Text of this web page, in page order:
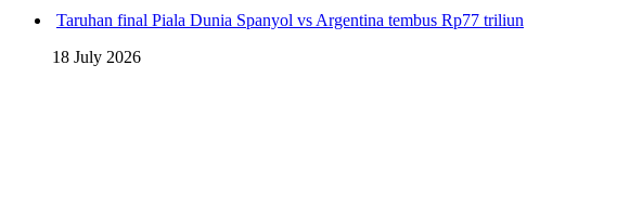
Taruhan final Piala Dunia Spanyol vs Argentina tembus Rp77 triliun
18 July 2026